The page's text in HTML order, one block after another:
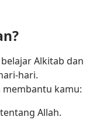
Alkitab dan
hari.
kamu:
Allah.